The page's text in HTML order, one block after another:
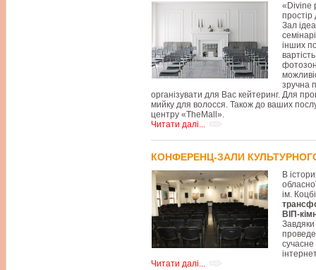
«Divine
простір
Зал
інших
зручна
організувати для Вас кейтеринг. Для
мийку для волосся. Також до ваших
центру «TheMall».
Читати далі...
КОНФЕРЕНЦ-ЗАЛИ
В
ім.
ВІП-
Читати далі...